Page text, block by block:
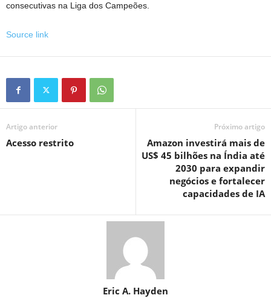
consecutivas na Liga dos Campeões.
Source link
Artigo anterior
Acesso restrito
Próximo artigo
Amazon investirá mais de
US$ 45 bilhões na Índia até
2030 para expandir
negócios e fortalecer
capacidades de IA
Eric A. Hayden